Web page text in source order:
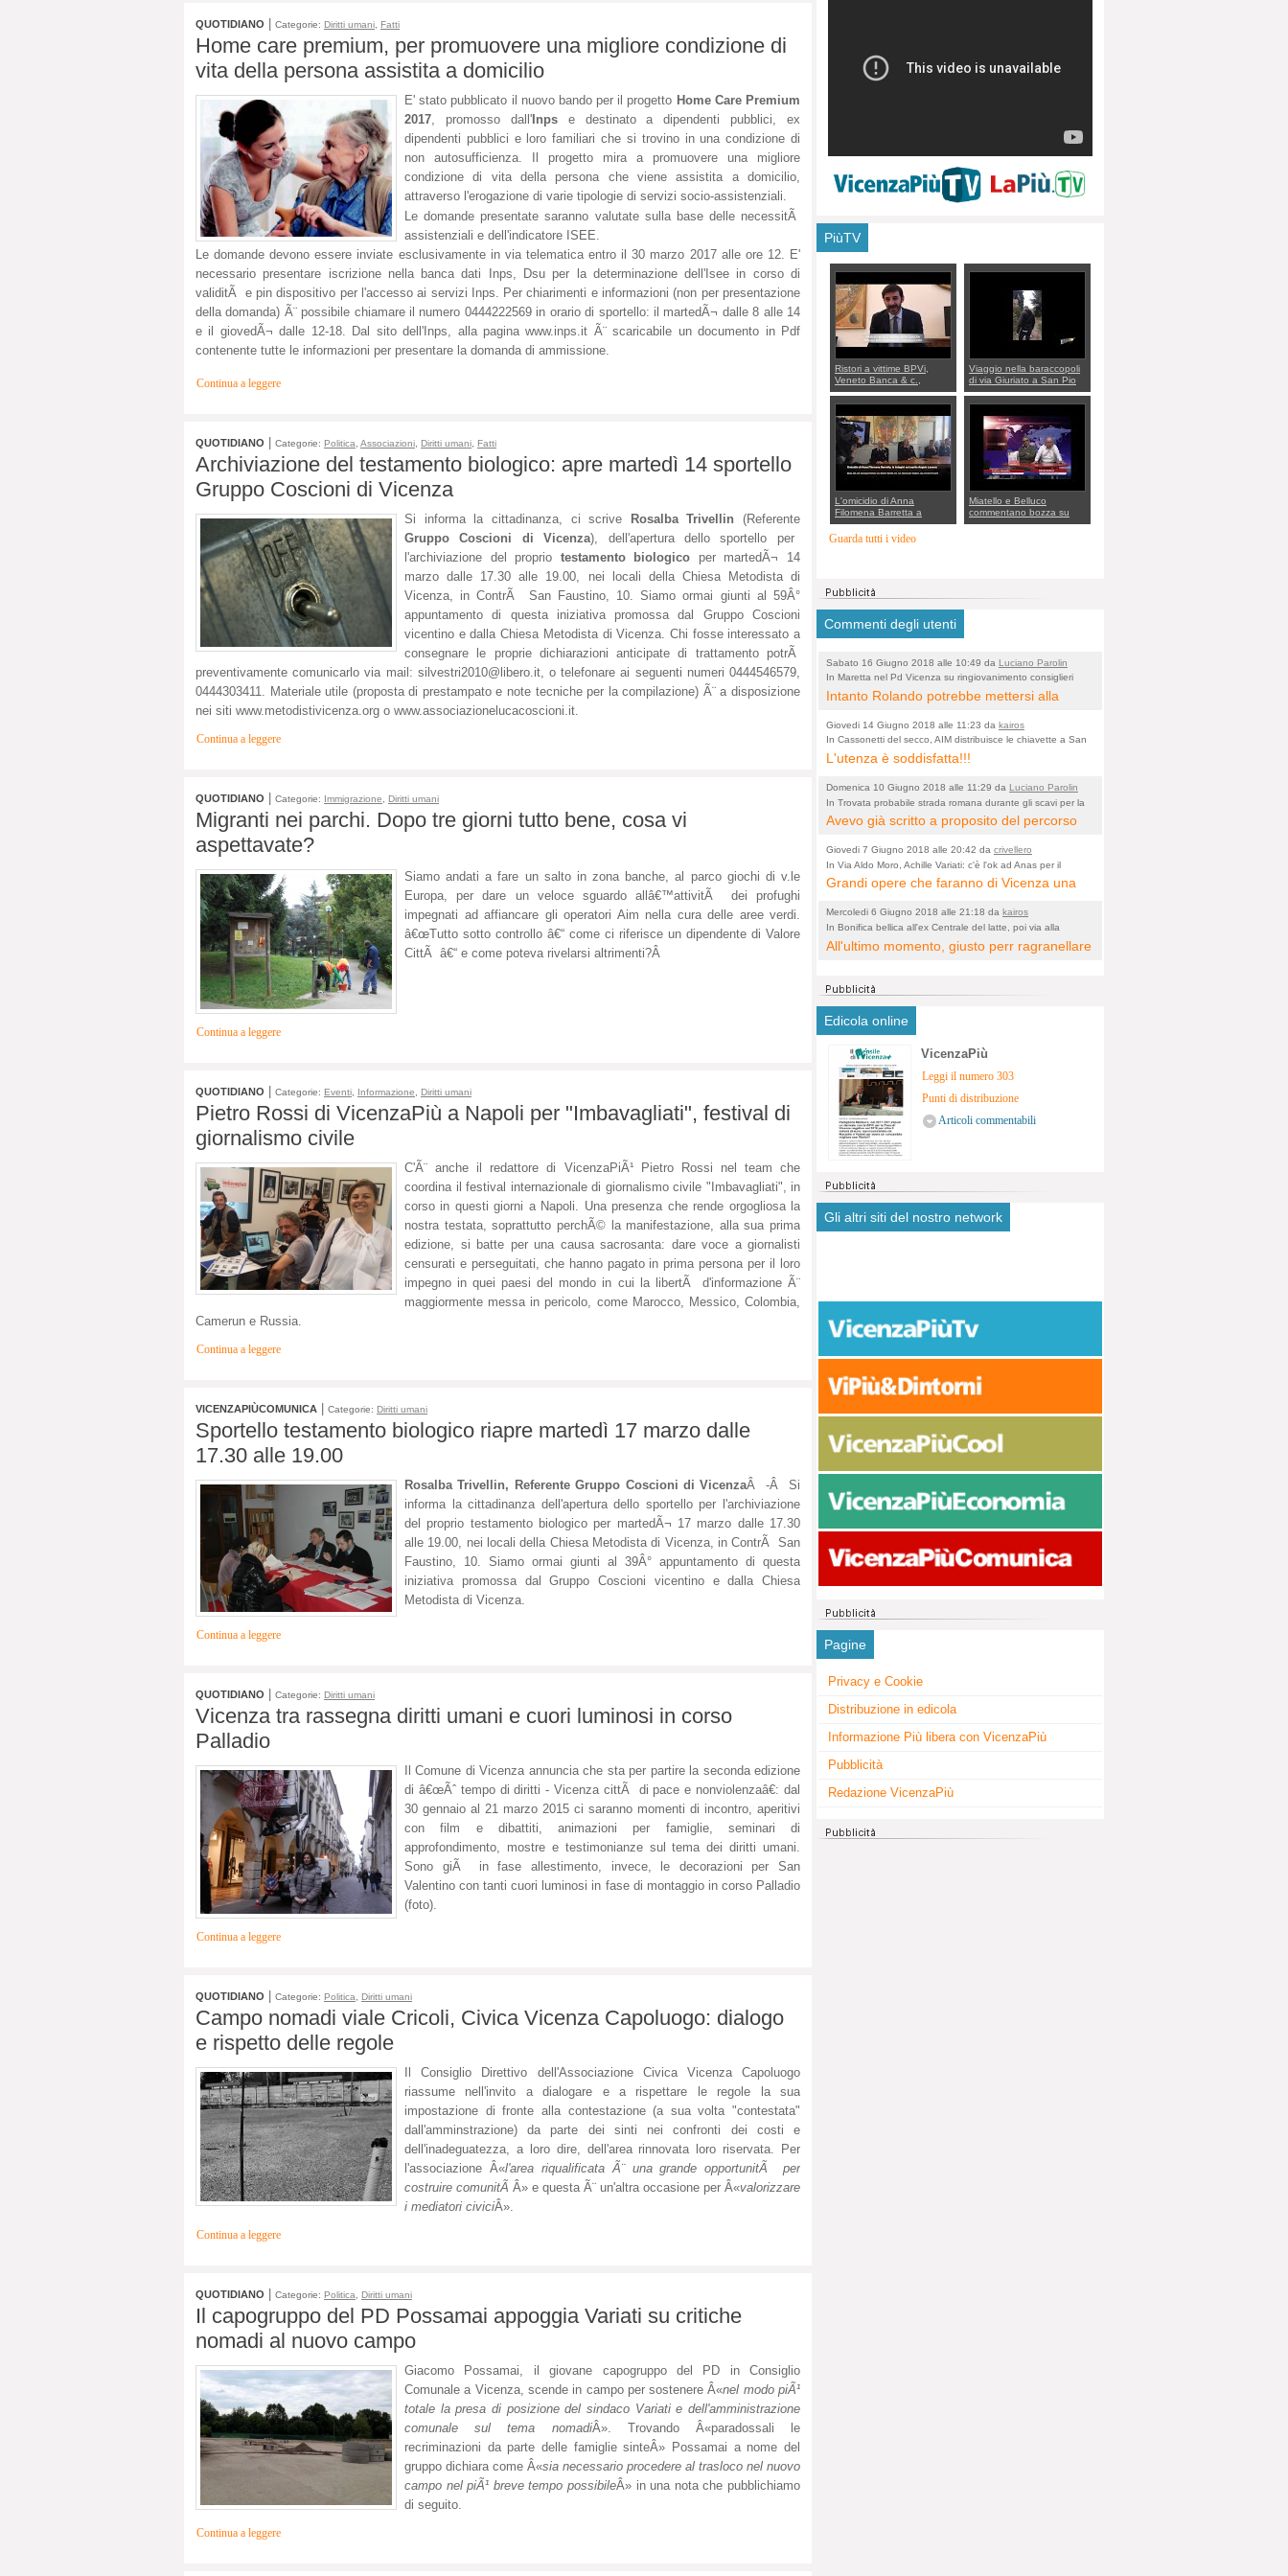
QUOTIDIANO Categorie: Diritti umani Fatti
Home care premium, per promuovere una migliore condizione di
vita della persona assistita a domicilio
E' stato pubblicato il nuovo bando per il progetto Home Care Premium
2017, promosso dall'Inps e destinato a dipendenti pubblici, ex
dipendenti pubblici e loro familiari che si trovino in una condizione di
non autosufficienza. Il progetto mira a promuovere una migliore
condizione di vita della persona che viene assistita a domicilio,
attraverso l'erogazione di varie tipologie di servizi socio-assistenziali.
Le domande presentate saranno valutate sulla base delle necessitÃ
assistenziali e dell'indicatore ISEE.
Le domande devono essere inviate esclusivamente in via telematica entro il 30 marzo 2017 alle ore 12. E'
necessario presentare iscrizione nella banca dati Inps, Dsu per la determinazione dell'Isee in corso di
validitÃ e pin dispositivo per l'accesso ai servizi Inps. Per chiarimenti e informazioni (non per presentazione
della domanda) Ã¨ possibile chiamare il numero 0444222569 in orario di sportello: il martedÃ¬ dalle 8 alle 14
e il giovedÃ¬ dalle 12-18. Dal sito dell'Inps, alla pagina www.inps.it Ã¨ scaricabile un documento in Pdf
contenente tutte le informazioni per presentare la domanda di ammissione.
Continua a leggere
QUOTIDIANO Categorie: Politica, Associazioni, Diritti umani, Fatti
Archiviazione del testamento biologico: apre martedì 14 sportello
Gruppo Coscioni di Vicenza
Si informa la cittadinanza, ci scrive Rosalba Trivellin (Referente
Gruppo Coscioni di Vicenza), dell'apertura dello sportello per
l'archiviazione del proprio testamento biologico per martedÃ¬ 14
marzo dalle 17.30 alle 19.00, nei locali della Chiesa Metodista di
Vicenza, in ContrÃ San Faustino, 10. Siamo ormai giunti al 59Â°
appuntamento di questa iniziativa promossa dal Gruppo Coscioni
vicentino e dalla Chiesa Metodista di Vicenza. Chi fosse interessato a
consegnare le proprie dichiarazioni anticipate di trattamento potrÃ
preventivamente comunicarlo via mail: silvestri2010@libero.it, o telefonare ai seguenti numeri 0444546579,
0444303411. Materiale utile (proposta di prestampato e note tecniche per la compilazione) Ã¨ a disposizione
nei siti www.metodistivicenza.org o www.associazionelucacoscioni.it.
Continua a leggere
QUOTIDIANO Categorie: Immigrazione, Diritti umani
Migranti nei parchi. Dopo tre giorni tutto bene, cosa vi
aspettavate?
Siamo andati a fare un salto in zona banche, al parco giochi di v.le
Europa, per dare un veloce sguardo allâ€™attivitÃ dei profughi
impegnati ad affiancare gli operatori Aim nella cura delle aree verdi.
â€œTutto sotto controllo â€“ come ci riferisce un dipendente di Valore
CittÃ â€“ e come poteva rivelarsi altrimenti?Â
Continua a leggere
QUOTIDIANO Categorie: Eventi, Informazione, Diritti umani
Pietro Rossi di VicenzaPiù a Napoli per "Imbavagliati", festival di
giornalismo civile
C'Ã¨ anche il redattore di VicenzaPiÃ¹ Pietro Rossi nel team che
coordina il festival internazionale di giornalismo civile "Imbavagliati", in
corso in questi giorni a Napoli. Una presenza che rende orgogliosa la
nostra testata, soprattutto perchÃ© la manifestazione, alla sua prima
edizione, si batte per una causa sacrosanta: dare voce a giornalisti
censurati e perseguitati, che hanno pagato in prima persona per il loro
impegno in quei paesi del mondo in cui la libertÃ d'informazione Ã¨
maggiormente messa in pericolo, come Marocco, Messico, Colombia,
Camerun e Russia.
Continua a leggere
VICENZAPIÙCOMUNICA Categorie: Diritti umani
Sportello testamento biologico riapre martedì 17 marzo dalle
17.30 alle 19.00
Rosalba Trivellin, Referente Gruppo Coscioni di VicenzaÂ -Â Si
informa la cittadinanza dell'apertura dello sportello per l'archiviazione
del proprio testamento biologico per martedÃ¬ 17 marzo dalle 17.30
alle 19.00, nei locali della Chiesa Metodista di Vicenza, in ContrÃ San
Faustino, 10. Siamo ormai giunti al 39Â° appuntamento di questa
iniziativa promossa dal Gruppo Coscioni vicentino e dalla Chiesa
Metodista di Vicenza.
Continua a leggere
QUOTIDIANO Categorie: Diritti umani
Vicenza tra rassegna diritti umani e cuori luminosi in corso
Palladio
Il Comune di Vicenza annuncia che sta per partire la seconda edizione
di â€œÃˆ tempo di diritti - Vicenza cittÃ di pace e nonviolenzaâ€: dal
30 gennaio al 21 marzo 2015 ci saranno momenti di incontro, aperitivi
con film e dibattiti, animazioni per famiglie, seminari di
approfondimento, mostre e testimonianze sul tema dei diritti umani.
Sono giÃ in fase allestimento, invece, le decorazioni per San
Valentino con tanti cuori luminosi in fase di montaggio in corso Palladio
(foto).
Continua a leggere
QUOTIDIANO Categorie: Politica, Diritti umani
Campo nomadi viale Cricoli, Civica Vicenza Capoluogo: dialogo
e rispetto delle regole
Il Consiglio Direttivo dell'Associazione Civica Vicenza Capoluogo
riassume nell'invito a dialogare e a rispettare le regole la sua
impostazione di fronte alla contestazione (a sua volta "contestata"
dall'amminstrazione) da parte dei sinti nei confronti dei costi e
dell'inadeguatezza, a loro dire, dell'area rinnovata loro riservata. Per
l'associazione Â«l'area riqualificata Ã¨ una grande opportunitÃ per
costruire comunitÃ Â» e questa Ã¨ un'altra occasione per Â«valorizzare
i mediatori civiciÂ».
Continua a leggere
QUOTIDIANO Categorie: Politica, Diritti umani
Il capogruppo del PD Possamai appoggia Variati su critiche
nomadi al nuovo campo
Giacomo Possamai, il giovane capogruppo del PD in Consiglio
Comunale a Vicenza, scende in campo per sostenere Â«nel modo piÃ¹
totale la presa di posizione del sindaco Variati e dell'amministrazione
comunale sul tema nomadiÂ». Trovando Â«paradossali le
recriminazioni da parte delle famiglie sinteÂ» Possamai a nome del
gruppo dichiara come Â«sia necessario procedere al trasloco nel nuovo
campo nel piÃ¹ breve tempo possibileÂ» in una nota che pubblichiamo
di seguito.
Continua a leggere
PiùTV
Ristori a vittime BPVi,
Veneto Banca & c.,
appello al sottosegretario
Alessio Villarosa: per
mettere ordine convochi
con Di Maio CNCU a
supporto della cabina di
regia al Mef
Viaggio nella baraccopoli
di via Giuriato a San Pio
X. Vicenza ai Vicentini:
“faremo un regalo di
Natale ai residenti”
L'omicidio di Anna
Filomena Barretta a
Marano, le indagini dei
carabinieri di Vicenza sul
Miatello e Belluco
commentano bozza su
ristori BPVi e Veneto
Guarda tutti i video
Commenti degli utenti
Sabato 16 Giugno 2018 alle 10:49 da Luciano Parolin
(Luciano)
In Maretta nel Pd Vicenza su ringiovanimento consiglieri
comunali? Gianni Rolando: "non mi dimetto". Angelo
Intanto Rolando potrebbe mettersi alla
l'acqua alle Maddalene, con tanti Auguri di
Acque Vicentine, magari deviando il
Giovedi 14 Giugno 2018 alle 11:23 da kairos
In Cassonetti del secco, AIM distribuisce le chiavette a San
Pio X
L'utenza è soddisfatta!!!
Domenica 10 Giugno 2018 alle 11:29 da Luciano Parolin
(Luciano)
In Trovata probabile strada romana durante gli scavi per la
bretella dell'Albera. Un nuovo stop?
Avevo già scritto a proposito del percorso
archeologico. La zona è sicuramente ricca
di testimonianze religiose, con insediamenti
abitativi, vedi l'acquedotto romano di
Lobbia. Spero, che risorgive della Seriola,
non subiscano danni.
Giovedi 7 Giugno 2018 alle 20:42 da crivellero
In Via Aldo Moro, Achille Variati: c'è l'ok ad Anas per il
completamento della tangenziale
Grandi opere che faranno di Vicenza una
soffocata dal rumore dal traffico e smog
concentrato in 6 vie cittadine. complimenti
Mercoledi 6 Giugno 2018 alle 21:18 da kairos
In Bonifica bellica all'ex Centrale del latte, poi via alla
riqualificazione
All'ultimo momento, giusto perr ragranellare
prima?
Edicola online
VicenzaPiù
Leggi il numero 303
Punti di distribuzione
Articoli commentabili
Gli altri siti del nostro network
Pagine
Privacy e Cookie
Distribuzione in edicola
Informazione Più libera con VicenzaPiù
Pubblicità
Redazione VicenzaPiù